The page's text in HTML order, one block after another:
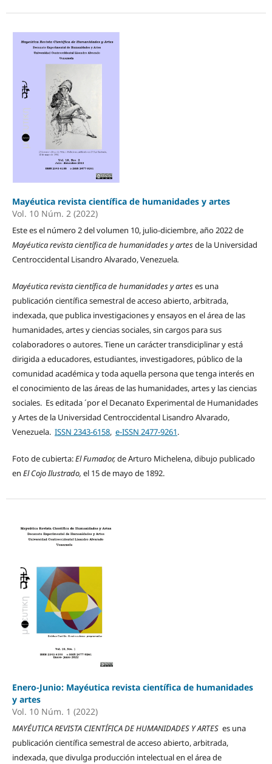
Mayéutica revista científica de humanidades y artes
Vol. 10 Núm. 2 (2022)
Este es el número 2 del volumen 10, julio-diciembre, año 2022 de
Mayéutica revista científica de humanidades y artesde la Universidad
Centroccidental Lisandro Alvarado, Venezuela.
Mayéutica revista científica de humanidades y arteses una
publicación científica semestral de acceso abierto, arbitrada,
indexada, que publica investigaciones y ensayos en el área de las
humanidades, artes y ciencias sociales, sin cargos para sus
colaboradores o autores. Tiene un carácter transdiciplinar y está
dirigida a educadores, estudiantes, investigadores, público de la
comunidad académica y toda aquella persona que tenga interés en
el conocimiento de las áreas de las humanidades, artes y las ciencias
sociales. Es editada ´por el Decanato Experimental de Humanidades
y Artes de la Universidad Centroccidental Lisandro Alvarado,
Venezuela. ISSN 2343-6158, e-ISSN 2477-9261.
Foto de cubierta:El Fumador,de Arturo Michelena, dibujo publicado
en El Cojo Ilustrado, el 15 de mayo de 1892.
Enero-Junio: Mayéutica revista científica de humanidades
y artes
Vol. 10 Núm. 1 (2022)
MAYÉUTICA REVISTA CIENTÍFICA DE HUMANIDADES Y ARTESes una
publicación científica semestral de acceso abierto, arbitrada,
indexada, que divulga producción intelectual en el área de